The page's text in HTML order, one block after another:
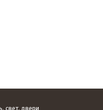
свет, двери